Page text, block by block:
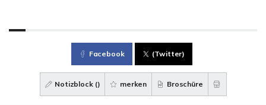
Facebook (Twitter)
Notizblock () merken Broschüre